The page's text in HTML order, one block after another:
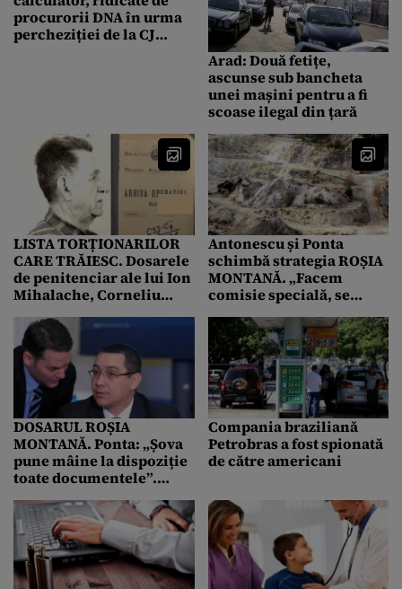
procurorii DNA în urma
percheziției de la CJ
Arad: Două fetițe,
ascunse sub bancheta
unei mașini pentru a fi
scoase ilegal din țară
LISTA TORȚIONARILOR
CARE TRĂIESC. Dosarele
de penitenciar ale lui Ion
Mihalache, Corneliu
Diaconescu duc la
torționarul Vișinescu
Antonescu și Ponta
schimbă strategia ROȘIA
MONTANĂ. „Facem
comisie specială, se
urgență”
DOSARUL ROȘIA
MONTANĂ. Ponta: „Șova
pune mâine la dispoziție
toate documentele”.
sunt la mine”. Ministrul
revine: „Le prezint joi”
Compania braziliană
Petrobras a fost spionată
de către americani